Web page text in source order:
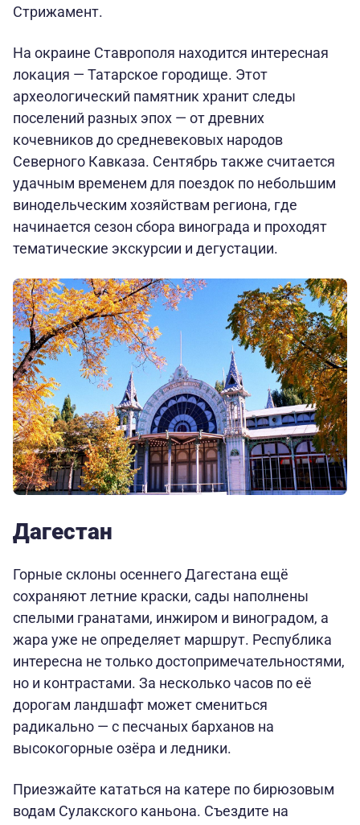
Стрижамент.
На окраине Ставрополя находится интересная
локация — Татарское городище. Этот
археологический памятник хранит следы
поселений разных эпох — от древних
кочевников до средневековых народов
Северного Кавказа. Сентябрь также считается
удачным временем для поездок по небольшим
винодельческим хозяйствам региона, где
начинается сезон сбора винограда и проходят
тематические экскурсии и дегустации.
Дагестан
Горные склоны осеннего Дагестана ещё
сохраняют летние краски, сады наполнены
спелыми гранатами, инжиром и виноградом, а
жара уже не определяет маршрут. Республика
интересна не только достопримечательностями,
но и контрастами. За несколько часов по её
дорогам ландшафт может смениться
радикально — с песчаных барханов на
высокогорные озёра и ледники.
Приезжайте кататься на катере по бирюзовым
водам Сулакского каньона. Съездите на